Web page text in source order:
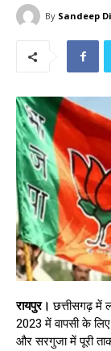
By Sandeep
रायपुर।छत्तीसगढ़ में
2023 में वापसी के
और सरगुजा में पूरी